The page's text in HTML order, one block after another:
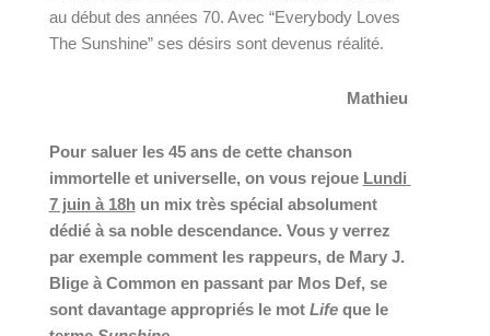
au début des années 70. Avec “Everybody Loves
The Sunshine” ses désirs sont devenus réalité.
Mathieu
Pour saluer les 45 ans de cette chanson
immortelle et universelle, on vous rejoue Lundi
7 juin à 18h un mix très spécial absolument
dédié à sa noble descendance. Vous y verrez
par exemple comment les rappeurs, de Mary J.
Blige à Common en passant par Mos Def, se
sont davantage appropriés le mot Life que le